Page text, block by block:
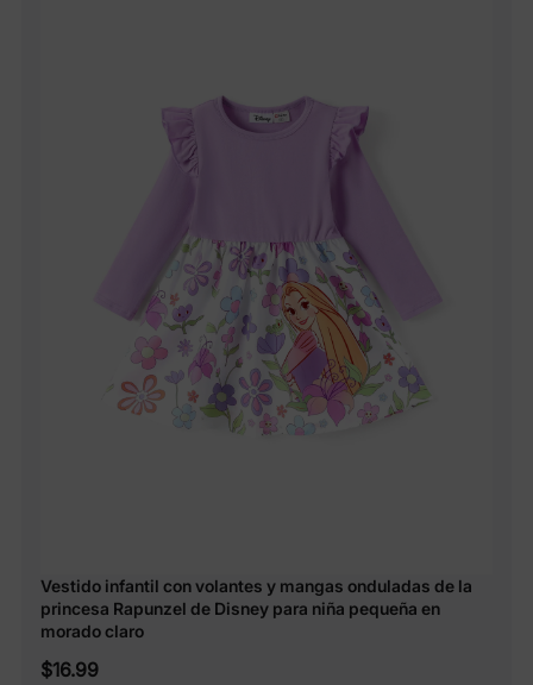
Vestido infantil con volantes y mangas onduladas de la
princesa Rapunzel de Disney para niña pequeña en
morado claro
$16.99